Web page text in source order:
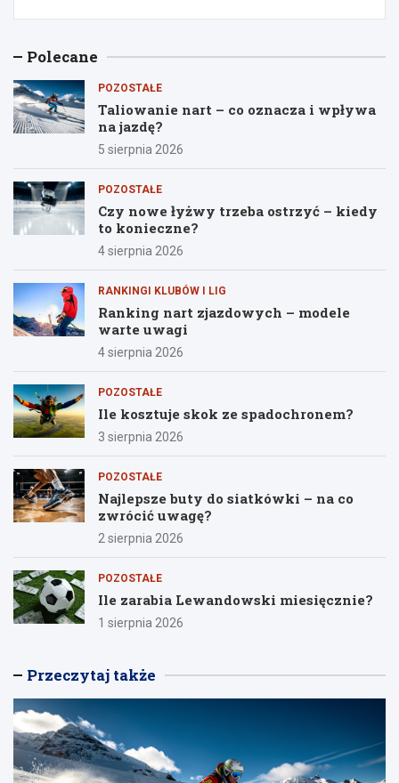
Polecane
POZOSTAŁE
Taliowanie nart – co oznacza i wpływa
na jazdę?
5 sierpnia 2026
POZOSTAŁE
Czy nowe łyżwy trzeba ostrzyć – kiedy
to konieczne?
4 sierpnia 2026
RANKINGI KLUBÓW I LIG
Ranking nart zjazdowych – modele
warte uwagi
4 sierpnia 2026
POZOSTAŁE
Ile kosztuje skok ze spadochronem?
3 sierpnia 2026
POZOSTAŁE
Najlepsze buty do siatkówki – na co
zwrócić uwagę?
2 sierpnia 2026
POZOSTAŁE
Ile zarabia Lewandowski miesięcznie?
1 sierpnia 2026
Przeczytaj także